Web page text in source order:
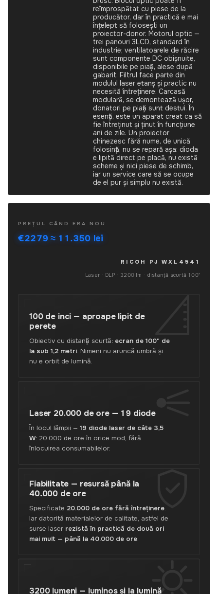
reîmprospătat cu piese de la
producător, dar în practică e mai
înțelept să folosești un
proiector-donor. Motorul optic —
trei panouri 3LCD, standard în
industrie; ventilatoarele de răcire
sunt componente DC obișnuite,
disponibile pe piață, alese după
gabarit. Filtrul face parte din
modulul laser etanș și practic nu
necesită întreținere. Carcasă
modulară, se demontează ușor,
donatori pe piață sunt destui. În
esență, este un aparat creat ca să
fie întreținut și ținut în funcțiune
ani de zile. Un proiector
chinezesc fără nume, de unică
folosință, nu se repară așa: dioda
e lipită direct pe placă, nu există
scheme și nici piese de schimb,
iar un service care să se ocupe
de el pur și simplu nu există.
Ricoh
PJ
WXL4541,
scurtă,
3200
laser
20.000
metru
pornire
Cinema
mare
întreținere.
garanție,
PREȚUL CÂND ERA NOU
€2279≈ 11.350 lei
RICOH PJ WXL4541
Laser DLP 3200 lm distanță scurtă 100"
100 de inci — aproape lipit de
perete
Obiectiv cu distanță scurtă: ecran de 100" de
la sub 1,2 metri. Nimeni nu aruncă umbră și
nu e orbit de lumină.
Laser 20.000 de ore — 19 diode
În locul lămpii — 19 diode laser de câte 3,5
W: 20.000 de ore în orice mod, fără
înlocuirea consumabilelor.
Fiabilitate — resursă până la
40.000 de ore
Specificate 20.000 de ore fără întreținere.
Iar datorită materialelor de calitate, astfel de
surse laser rezistă în practică de două ori
mai mult — până la 40.000 de ore.
3200 lumeni — luminos și la lumină